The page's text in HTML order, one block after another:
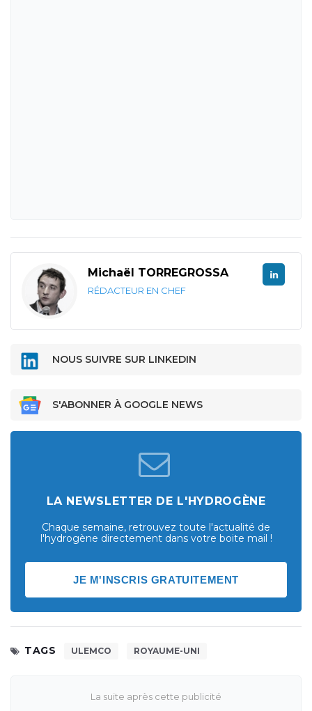
Michaël TORREGROSSA
RÉDACTEUR EN CHEF
NOUS SUIVRE SUR LINKEDIN
S'ABONNER À GOOGLE NEWS
LA NEWSLETTER DE L'HYDROGÈNE
Chaque semaine, retrouvez toute l'actualité de
l'hydrogène directement dans votre boite mail !
JE M'INSCRIS GRATUITEMENT
TAGS ULEMCO ROYAUME-UNI